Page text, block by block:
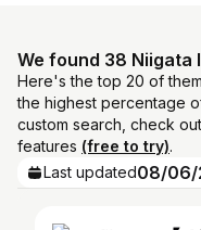
We found 38 Niigata
Here's the top 20 of
the highest percentage
custom search, check
features (free to try).
Last updated08/06/